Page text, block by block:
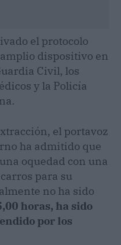
el protocolo
dispositivo en
Civil, los
y la Policía
el portavoz
ha admitido que
oquedad con una
para su
no ha sido
horas, ha sido
por los